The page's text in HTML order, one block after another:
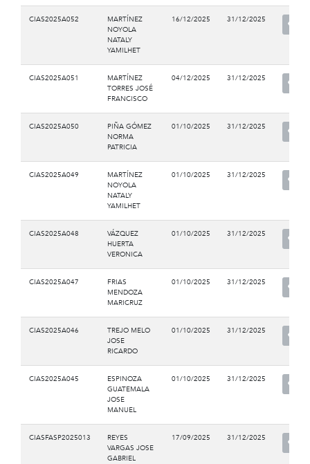
CIAS2025A052
MARTÍNEZ
NOYOLA
NATALY
YAMILHET
16/12/2025 31/12/2025
CIAS2025A051
MARTÍNEZ
TORRES JOSÉ
FRANCISCO
04/12/2025 31/12/2025
CIAS2025A050
PIÑA GÓMEZ
NORMA
PATRICIA
01/10/2025 31/12/2025
CIAS2025A049
MARTÍNEZ
NOYOLA
NATALY
YAMILHET
01/10/2025 31/12/2025
CIAS2025A048
VÁZQUEZ
HUERTA
VERONICA
01/10/2025 31/12/2025
CIAS2025A047
FRIAS
MENDOZA
MARICRUZ
01/10/2025 31/12/2025
CIAS2025A046
TREJO MELO
JOSE
RICARDO
01/10/2025 31/12/2025
CIAS2025A045
ESPINOZA
GUATEMALA
JOSE
MANUEL
01/10/2025 31/12/2025
CIASFASP2025013
REYES
VARGAS JOSE
GABRIEL
17/09/2025 31/12/2025